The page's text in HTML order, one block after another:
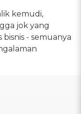
kemudi,
jok yang
- semuanya